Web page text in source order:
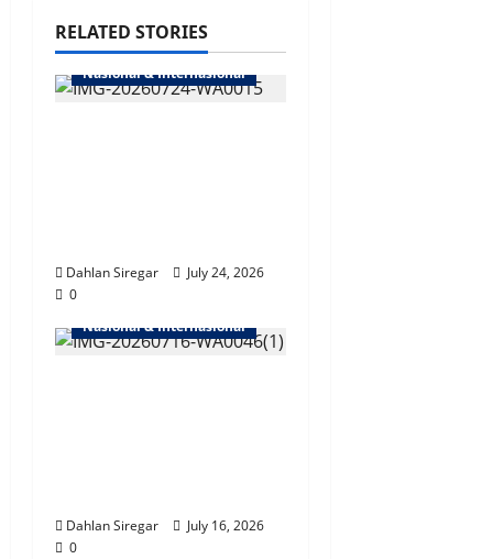
i
o
RELATED STORIES
Nasional & Internasional
Dahlan Siregar
July 24, 2026
0
Nasional & Internasional
Dahlan Siregar
July 16, 2026
0